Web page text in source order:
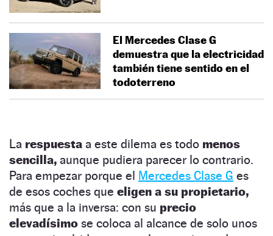
El Mercedes Clase G
demuestra que la electricidad
también tiene sentido en el
todoterreno
La respuesta a este dilema es todo menos
sencilla, aunque pudiera parecer lo contrario.
Para empezar porque el Mercedes Clase G es
de esos coches que eligen a su propietario,
más que a la inversa: con su precio
elevadísimo se coloca al alcance de solo unos